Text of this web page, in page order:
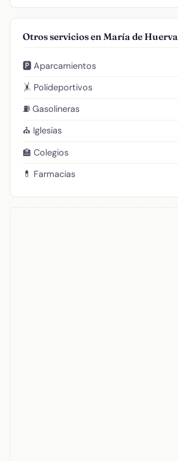
Otros servicios en María de Huerva
🅿️ Aparcamientos
🤸 Polideportivos
⛽ Gasolineras
⛪ Iglesias
🏫 Colegios
💊 Farmacias